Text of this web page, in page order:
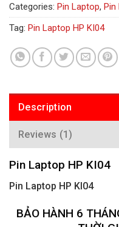
Categories: Pin Laptop, Pin
Tag: Pin Laptop HP KI04
Description
Reviews (1)
Pin Laptop HP KI04
Pin Laptop HP KI04
BẢO HÀNH 6